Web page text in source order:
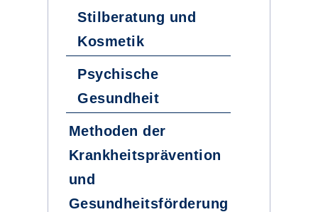
Stilberatung und
Kosmetik
Psychische
Gesundheit
Methoden der
Krankheitsprävention
und
Gesundheitsförderung